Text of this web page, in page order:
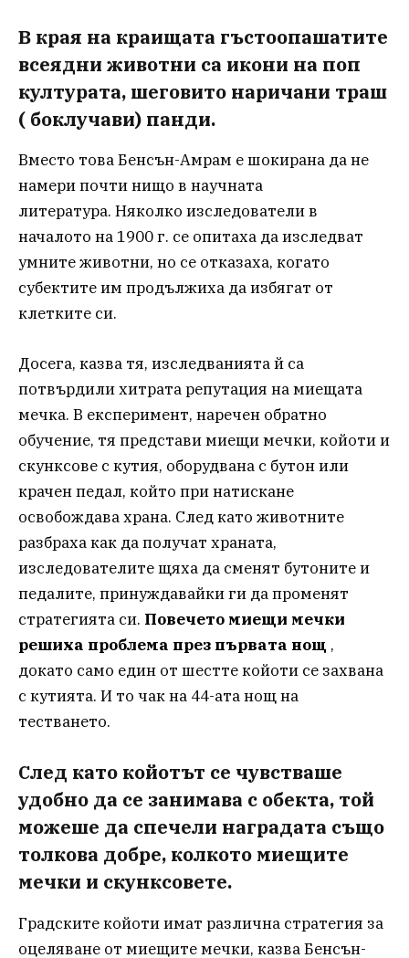
В края на краищата гъстоопашатите
всеядни животни са икони на поп
културата, шеговито наричани траш
( боклучави) панди.
Вместо това Бенсън-Амрам е шокирана да не
намери почти нищо в научната
литература. Няколко изследователи в
началото на 1900 г. се опитаха да изследват
умните животни, но се отказаха, когато
субектите им продължиха да избягат от
клетките си.
Досега, казва тя, изследванията й са
потвърдили хитрата репутация на миещата
мечка. В експеримент, наречен обратно
обучение, тя представи миещи мечки, койоти и
скунксове с кутия, оборудвана с бутон или
крачен педал, който при натискане
освобождава храна. След като животните
разбраха как да получат храната,
изследователите щяха да сменят бутоните и
педалите, принуждавайки ги да променят
стратегията си. Повечето миещи мечки
решиха проблема през първата нощ ,
докато само един от шестте койоти се захвана
с кутията. И то чак на 44-ата нощ на
тестването.
След като койотът се чувстваше
удобно да се занимава с обекта, той
можеше да спечели наградата също
толкова добре, колкото миещите
мечки и скунксовете.
Градските койоти имат различна стратегия за
оцеляване от миещите мечки, казва Бенсън-